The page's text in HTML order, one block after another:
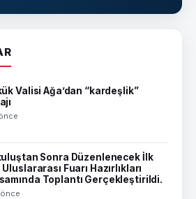
Valisi Ağa’dan “kardeşlik”
Sonra Düzenlenecek İlk
Uluslararası Fuarı Hazırlıkları
Toplantı Gerçekleştirildi.
önce